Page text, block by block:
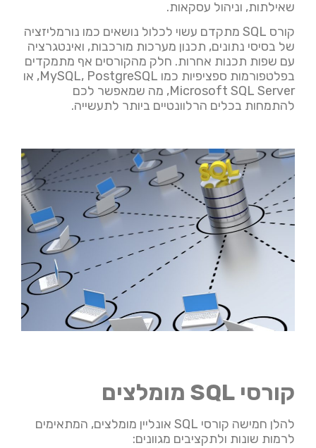
שאילתות, וניהול עסקאות.
קורס SQL מתקדם עשוי לכלול נושאים כמו נורמליזציה
של בסיסי נתונים, תכנון מערכות מורכבות, ואינטגרציה
עם שפות תכנות אחרות. חלק מהקורסים אף מתמקדים
בפלטפורמות ספציפיות כמו MySQL, PostgreSQL, או
Microsoft SQL Server, מה שמאפשר לכם
להתמחות בכלים הרלוונטיים ביותר לתעשייה.
קורסי SQL מומלצים
להלן חמישה קורסי SQL אונליין מומלצים, המתאימים
לרמות שונות ולתקציבים מגוונים: